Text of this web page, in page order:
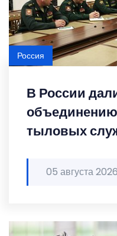
В России
тыловых
05 августа 2026
Россия